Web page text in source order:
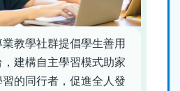
教學社群提倡學生善用
建構自主學習模式助家
的同行者，促進全人發